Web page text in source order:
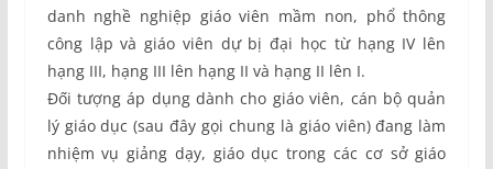
danh nghề nghiệp giáo viên mầm non, phổ thông
công lập và giáo viên dự bị đại học từ hạng IV lên
hạng III, hạng III lên hạng II và hạng II lên I.
Đối tượng áp dụng dành cho giáo viên, cán bộ quản
lý giáo dục (sau đây gọi chung là giáo viên) đang làm
nhiệm vụ giảng dạy, giáo dục trong các cơ sở giáo